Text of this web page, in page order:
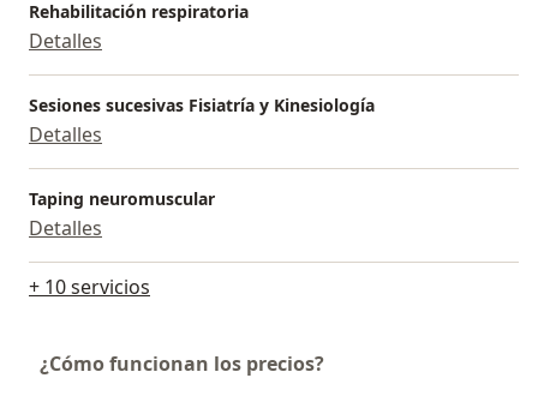
Rehabilitación respiratoria
Detalles
Sesiones sucesivas Fisiatría y Kinesiología
Detalles
Taping neuromuscular
Detalles
+ 10 servicios
¿Cómo funcionan los precios?